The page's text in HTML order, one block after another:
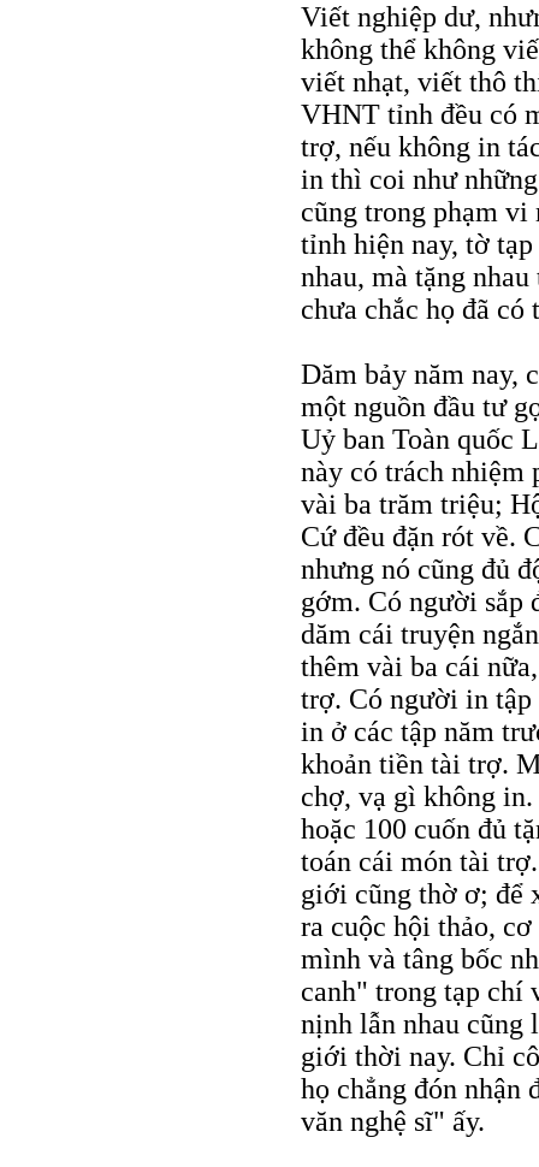
Viết nghiệp dư,
không thể không
viết nhạt, viết thô
VHNT tỉnh đều có
trợ, nếu không in
in thì coi như
cũng trong phạm
tỉnh hiện nay, tờ
nhau, mà tặng
chưa chắc họ đã
Dăm bảy năm nay,
một nguồn đầu tư
Uỷ ban Toàn quốc
này có trách nhiệm
vài ba trăm triệu;
Cứ đều đặn rót về.
nhưng nó cũng đủ
gớm. Có người sắp
dăm cái truyện
thêm vài ba cái
trợ. Có người in tập
in ở các tập năm
khoản tiền tài trợ.
chợ, vạ gì không
hoặc 100 cuốn đủ
toán cái món tài
giới cũng thờ ơ; để
ra cuộc hội thảo,
mình và tâng bốc
canh" trong tạp chí
nịnh lẫn nhau cũng
giới thời nay. Chỉ
họ chẳng đón nhận
văn nghệ sĩ" ấy.